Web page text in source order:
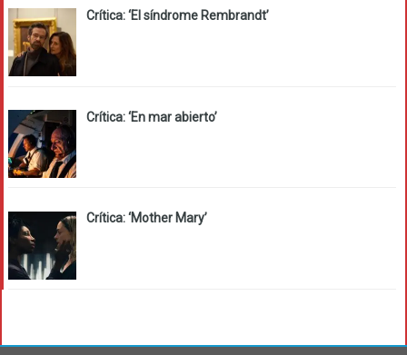
Crítica: ‘El síndrome Rembrandt’
Crítica: ‘En mar abierto’
Crítica: ‘Mother Mary’